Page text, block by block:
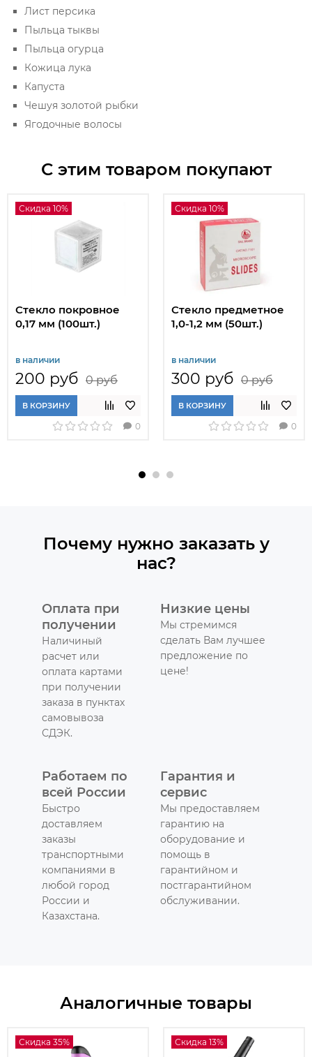
Лист персика
Пыльца тыквы
Пыльца огурца
Кожица лука
Капуста
Чешуя золотой рыбки
Ягодочные волосы
С этим товаром покупают
Скидка 10%
Стекло покровное
0,17 мм (100шт.)
в наличии
200 руб 0 руб
В КОРЗИНУ
0
Скидка 10%
Стекло предметное
1,0-1,2 мм (50шт.)
в наличии
300 руб 0 руб
В КОРЗИНУ
0
Почему нужно заказать у
нас?
Оплата при
получении
Наличиный
расчет или
оплата картами
при получении
заказа в пунктах
самовывоза
СДЭК.
Низкие цены
Мы стремимся
сделать Вам лучшее
предложение по
цене!
Работаем по
всей России
Быстро
доставляем
заказы
транспортными
компаниями в
любой город
России и
Казахстана.
Гарантия и
сервис
Мы предоставляем
гарантию на
оборудование и
помощь в
гарантийном и
постгарантийном
обслуживании.
Аналогичные товары
Скидка 35% Скидка 13%